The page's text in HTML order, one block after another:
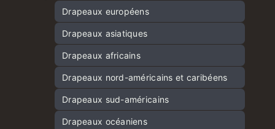
Capitales d’Asie
Capitales d’Amérique du Nord et des
Caraïbes
Capitales d’Amérique du Sud
Capitales d’Afrique
Capitales d’Océanie
Drapeaux européens
Drapeaux asiatiques
Drapeaux africains
Drapeaux nord-américains et caribéens
Drapeaux sud-américains
Drapeaux océaniens